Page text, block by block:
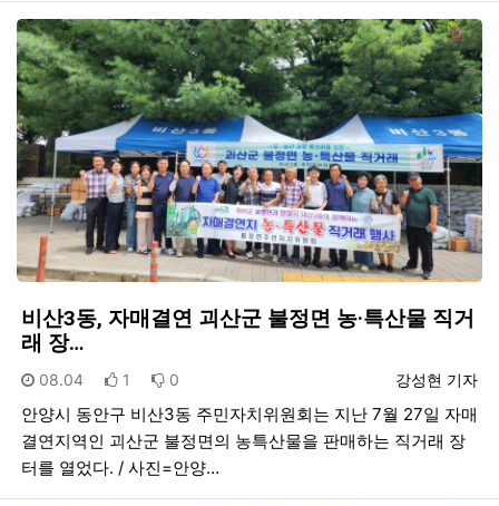
비산3동, 자매결연 괴산군 불정면 농·특산물 직거
래 장…
등록자
강성현 기자
등록일
08.04 추천
1 비추천
0
안양시 동안구 비산3동 주민자치위원회는 지난 7월 27일 자매
결연지역인 괴산군 불정면의 농특산물을 판매하는 직거래 장
터를 열었다. / 사진=안양…